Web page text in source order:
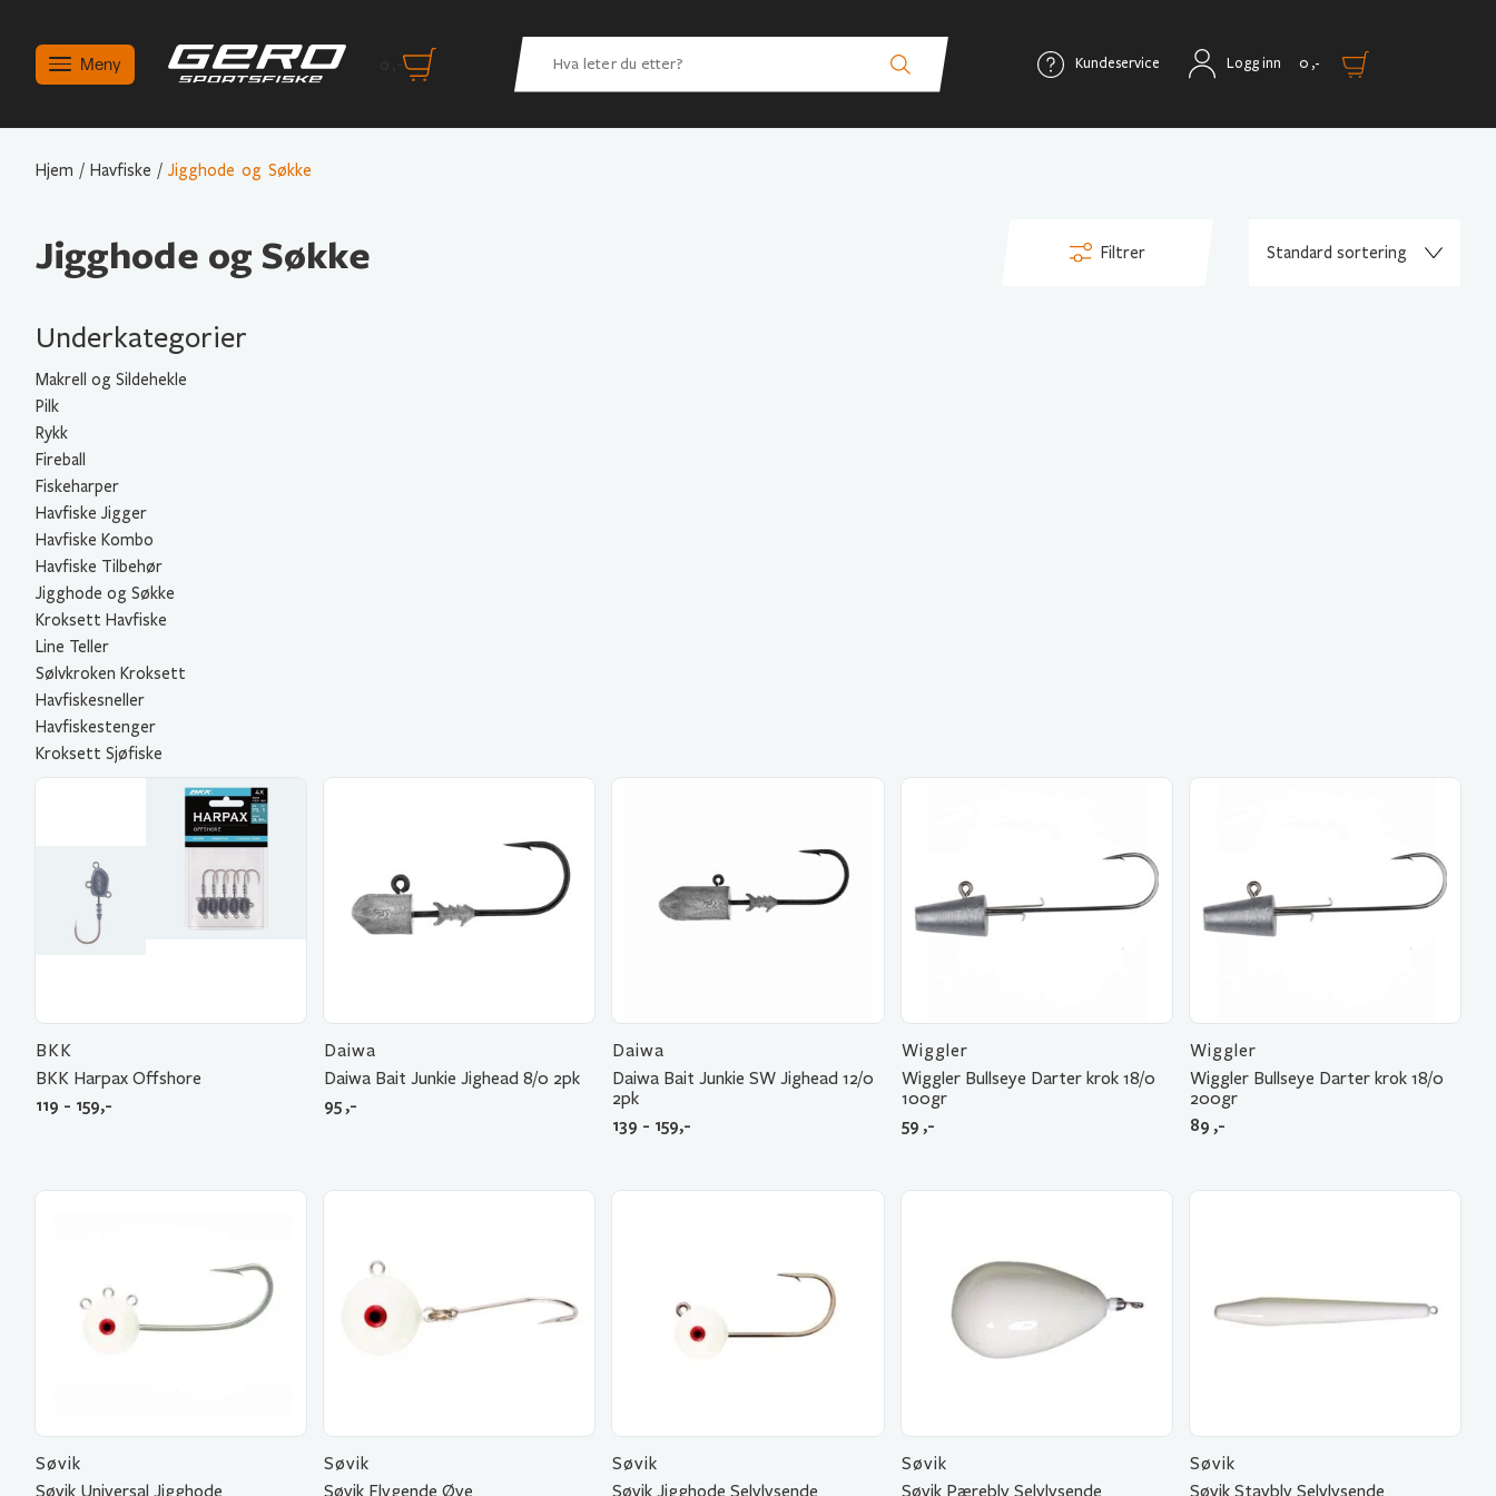
Meny Kundeservice Logg inn 0 ,-
Hjem / Havfiske / Jigghode og Søkke
Jigghode og Søkke Filtrer
Underkategorier
Makrell og Sildehekle
Pilk
Rykk
Fireball
Fiskeharper
Havfiske Jigger
Havfiske Kombo
Havfiske Tilbehør
Jigghode og Søkke
Kroksett Havfiske
Line Teller
Sølvkroken Kroksett
Havfiskesneller
Havfiskestenger
Kroksett Sjøfiske
BKK
BKK Harpax Offshore
119 - 159,-
Daiwa
Daiwa Bait Junkie Jighead 8/0 2pk
95 ,-
Daiwa
Daiwa Bait Junkie SW Jighead 12/0
2pk
139 - 159,-
Wiggler
Wiggler Bullseye Darter krok 18/0
100gr
59 ,-
Wiggler
Wiggler Bullseye Darter krok 18/0
200gr
89 ,-
Søvik
Søvik Universal Jigghode
Søvik
Søvik Flygende Øye
Søvik
Søvik Jigghode Selvlysende
Søvik
Søvik Pærebly Selvlysende
Søvik
Søvik Stavbly Selvlysende